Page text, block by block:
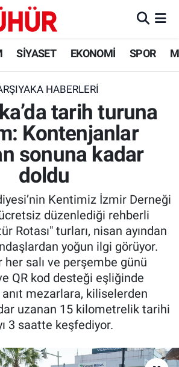
SİYASET EKONOMİ SPOR
HABERLERI
tarih turuna
Kontenjanlar
sonuna kadar
doldu
Kentimiz İzmir Derneği
düzenlediği rehberli
Rotası" turları, nisan ayından
yoğun ilgi görüyor.
her salı ve perşembe günü
QR kod desteği eşliğinde
mezarlara, kiliselerden
uzanan 15 kilometrelik tarihi
3 saatte keşfediyor.
Eczaneler
Vakitleri
Haritası
Durumu ve Fikstür